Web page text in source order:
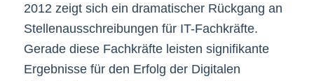
2012 zeigt sich ein dramatischer Rückgang an
Stellenausschreibungen für IT-Fachkräfte.
Gerade diese Fachkräfte leisten signifikante
Ergebnisse für den Erfolg der Digitalen